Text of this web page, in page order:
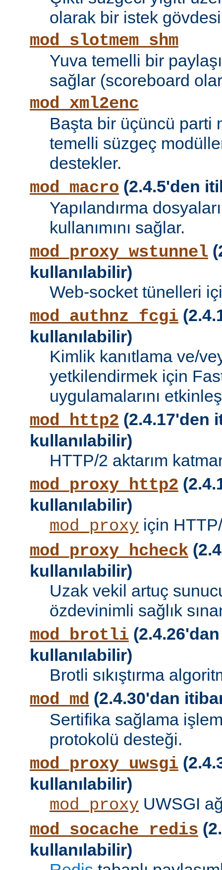
olarak bir istek
mod_slotmem_shm
Yuva temelli bir
sağlar (scoreboard
mod_xml2enc
Başta bir üçüncü parti
temelli süzgeç
destekler.
mod_macro (2.4.5'den
Yapılandırma
kullanımını sağlar.
mod_proxy_wstunnel
kullanılabilir)
Web-socket tünelleri
mod_authnz_fcgi
kullanılabilir)
Kimlik kanıtlama ve/
yetkilendirmek için
uygulamalarını
mod_http2 (2.4.17'den
kullanılabilir)
HTTP/2 aktarım
mod_proxy_http2
kullanılabilir)
mod_proxy için
mod_proxy_hcheck
kullanılabilir)
Uzak vekil artuç
özdevinimli sağlık
mod_brotli
kullanılabilir)
Brotli sıkıştırma
mod_md (2.4.30'dan
Sertifika sağlama
protokolü desteği.
mod_proxy_uwsgi
kullanılabilir)
mod_proxy UWSGI
mod_socache_redis
kullanılabilir)